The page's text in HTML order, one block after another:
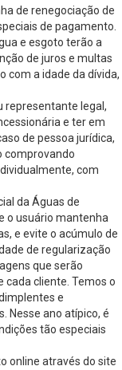
de renegociação de
de pagamento.
e esgoto terão a
de juros e multas
com a idade da dívida,
representante legal,
e ter em
de pessoa jurídica,
comprovando
com
da Águas de
o usuário mantenha
e evite o acúmulo de
de regularização
que serão
cada cliente. Temos o
e
Nesse ano atípico, é
tão especiais
online através do site